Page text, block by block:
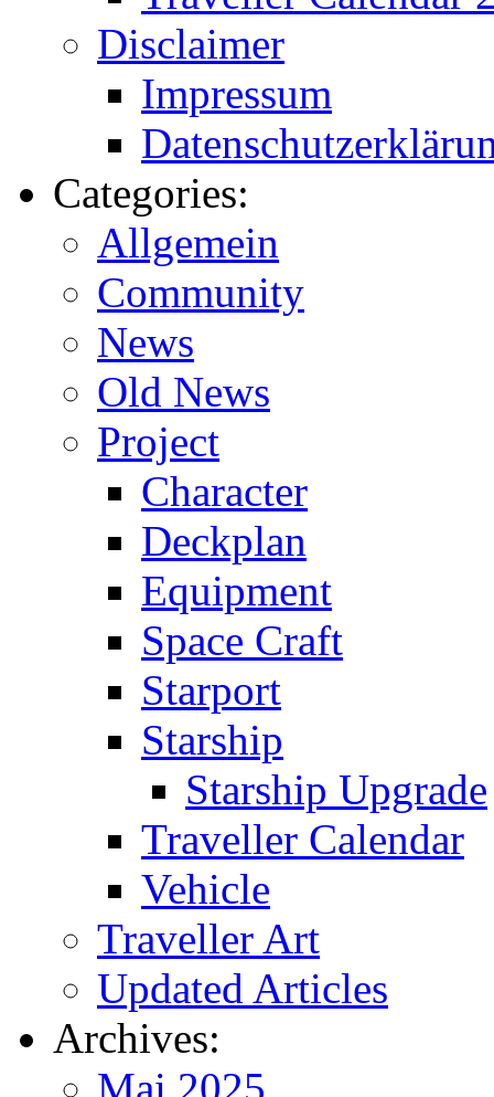
Disclaimer
Impressum
Categories:
Allgemein
Community
News
Old News
Project
Character
Deckplan
Equipment
Space Craft
Starport
Starship
Starship Upgrade
Traveller Calendar
Vehicle
Traveller Art
Updated Articles
Archives:
Mai 2025